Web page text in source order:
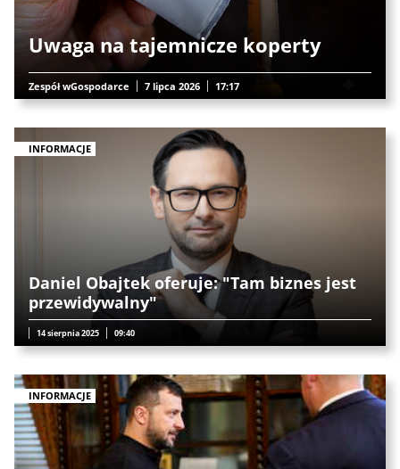
Uwaga na tajemnicze koperty
Zespół wGospodarce 7 lipca 2026 17:17
INFORMACJE
Daniel Obajtek oferuje: "Tam biznes jest
przewidywalny"
14 sierpnia 2025 09:40
INFORMACJE